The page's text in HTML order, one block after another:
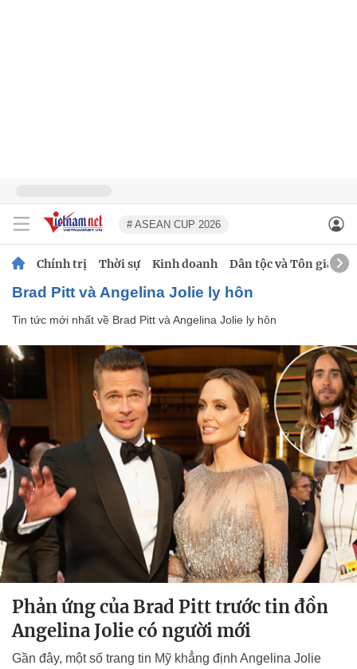
# ASEAN CUP 2026
Chính trị Thời sự Kinh doanh Dân tộc và Tôn giáo
Brad Pitt và Angelina Jolie ly hôn
Tin tức mới nhất về Brad Pitt và Angelina Jolie ly hôn
Phản ứng của Brad Pitt trước tin đồn
Angelina Jolie có người mới
Gần đây, một số trang tin Mỹ khẳng định Angelina Jolie